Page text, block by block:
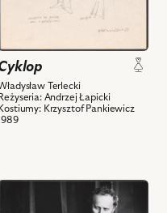
Terlecki
Reżyseria: Andrzej Łapicki
Kostiumy: Krzysztof Pankiewicz